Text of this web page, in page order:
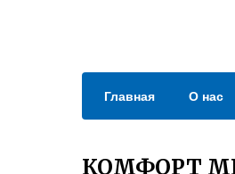
Главная О нас
КОМФОРТ